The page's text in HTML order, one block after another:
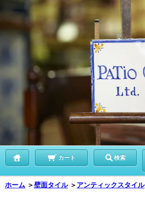
カート 検索
ホーム ＞壁面タイル ＞ アンティックスタイル